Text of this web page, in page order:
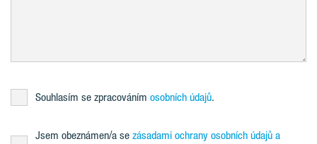
Souhlasím se zpracováním osobních údajů.
Jsem obeznámen/a se zásadami ochrany osobních údajů a